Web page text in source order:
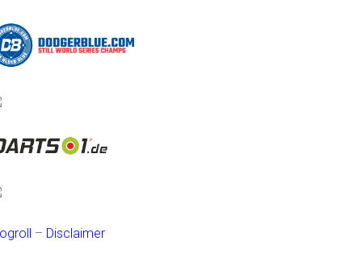
– Disclaimer